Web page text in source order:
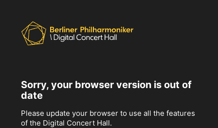
Sorry, your browser version is out of
date
Please update your browser to use all the features
of the Digital Concert Hall.